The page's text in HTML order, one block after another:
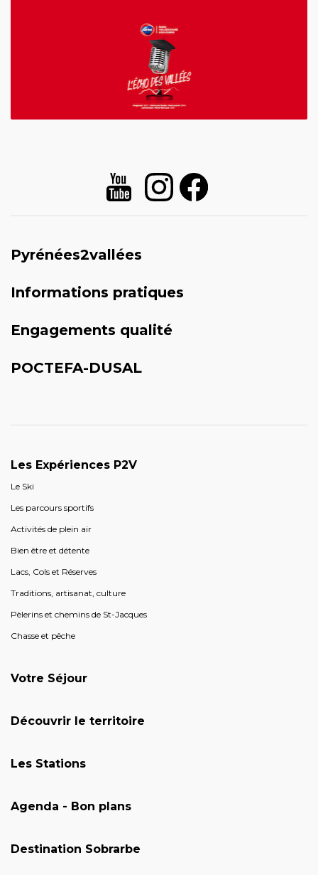
Pyrénées2vallées
Informations pratiques
Engagements qualité
POCTEFA-DUSAL
Les Expériences P2V
Le Ski
Les parcours sportifs
Activités de plein air
Bien être et détente
Lacs, Cols et Réserves
Traditions, artisanat, culture
Pèlerins et chemins de St-Jacques
Chasse et pêche
Votre Séjour
Découvrir le territoire
Les Stations
Agenda - Bon plans
Destination Sobrarbe